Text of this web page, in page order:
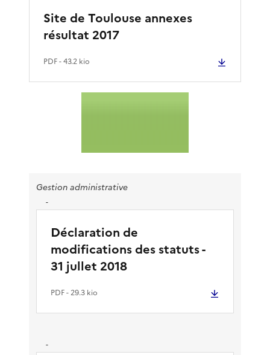
Site de Toulouse annexes
résultat 2017
PDF- 43.2 kio
Gestion administrative
-
Déclaration de
modifications des statuts -
31 jullet 2018
PDF- 29.3 kio
-